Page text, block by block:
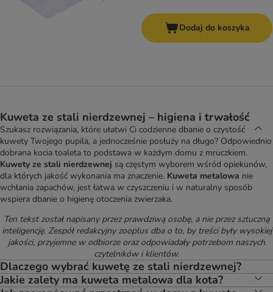
Dodaj do koszyka
Kuweta ze stali nierdzewnej – higiena i trwałość
Szukasz rozwiązania, które ułatwi Ci codzienne dbanie o czystość
kuwety Twojego pupila, a jednocześnie posłuży na długo? Odpowiednio
dobrana kocia toaleta to podstawa w każdym domu z mruczkiem.
Kuwety ze stali nierdzewnej są częstym wyborem wśród opiekunów,
dla których jakość wykonania ma znaczenie. Kuweta metalowa nie
wchłania zapachów, jest łatwa w czyszczeniu i w naturalny sposób
wspiera dbanie o higienę otoczenia zwierzaka.
Ten tekst został napisany przez prawdziwą osobę, a nie przez sztuczną
inteligencję. Zespół redakcyjny zooplus dba o to, by treści były wysokiej
jakości, przyjemne w odbiorze oraz odpowiadały potrzebom naszych
czytelników i klientów.
Dlaczego wybrać kuwetę ze stali nierdzewnej?
Jakie zalety ma kuweta metalowa dla kota?